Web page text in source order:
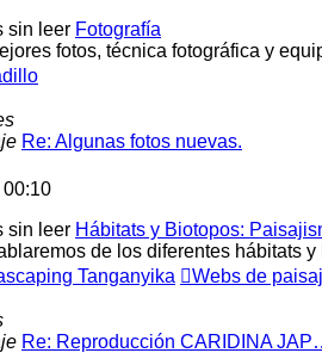
Fotografía
fotos, técnica fotográfica y
Re: Algunas fotos nuevas.
Hábitats y Biotopos:
de los diferentes hábitats
Tanganyika
Webs de
Re: Reproducción CARIDINA